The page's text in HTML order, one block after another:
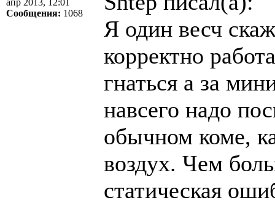
Сообщения: 1068
Я один весч
корректно
гнаться а за
навсего надо
обычном коме,
воздух. Чем
статическая